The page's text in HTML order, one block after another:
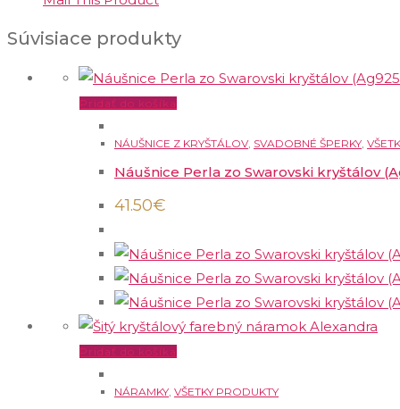
Súvisiace produkty
Pridať do košíka
NÁUŠNICE Z KRYŠTÁLOV, SVADOBNÉ ŠPERKY
Náušnice Perla zo Swarovski kryštálov
41.50€
Pridať do košíka
NÁRAMKY VŠETKY PRODUKTY